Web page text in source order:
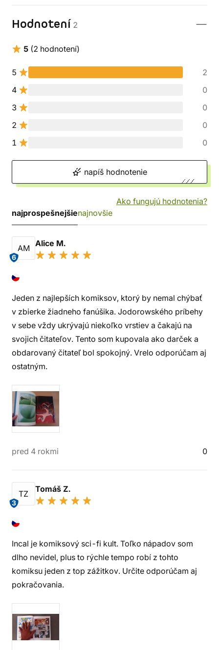
Hodnotení 2
5 (2 hodnotení)
5
2
4
0
3
0
2
0
1
0
napíš hodnotenie
Ako fungujú hodnotenia?
najprospešnejšienajnovšie
AM
6
Alice M.
Jeden z najlepších komiksov, ktorý by nemal chýbať
v zbierke žiadneho fanúšika. Jodorowského príbehy
v sebe vždy ukrývajú niekoľko vrstiev a čakajú na
svojich čitateľov. Tento som kupovala ako darček a
obdarovaný čitateľ bol spokojný. Vrelo odporúčam aj
ostatným.
pred 4 rokmi 0
TZ
3
Tomáš Z.
Incal je komiksový sci-fi kult. Toľko nápadov som
dlho nevidel, plus to rýchle tempo robí z tohto
komiksu jeden z top zážitkov. Určite odporúčam aj
pokračovania.